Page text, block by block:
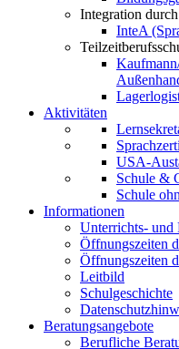
Integration
InteA
Aktivitäten
USA-
Schule &
Schule
Informationen
Unterrichts- und
Öffnungszeiten
Öffnungszeiten
Leitbild
Schulgeschichte
Beratungsangebote
Berufliche